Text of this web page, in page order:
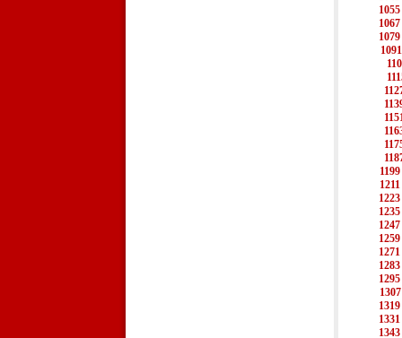
1055
1067
1079
1091
1199
1211
1223
1235
1247
1259
1271
1283
1295
1307
1319
1331
1343